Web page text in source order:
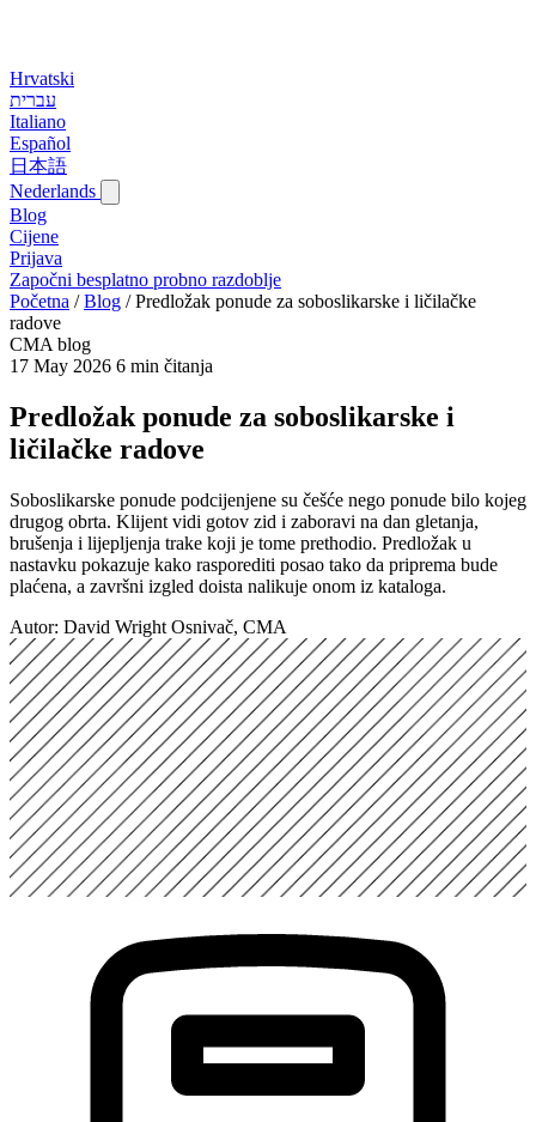
Hrvatski
עברית
Italiano
Español
日本語
Nederlands
Blog‎
Cijene
Prijava
Započni besplatno probno razdoblje
Početna / Blog‎ / Predložak ponude za soboslikarske i ličilačke
radove
CMA blog
17 May 2026 6 min čitanja
Predložak ponude za soboslikarske i
ličilačke radove
Soboslikarske ponude podcijenjene su češće nego ponude bilo kojeg
drugog obrta. Klijent vidi gotov zid i zaboravi na dan gletanja,
brušenja i lijepljenja trake koji je tome prethodio. Predložak u
nastavku pokazuje kako rasporediti posao tako da priprema bude
plaćena, a završni izgled doista nalikuje onom iz kataloga.
Autor: David Wright Osnivač, CMA